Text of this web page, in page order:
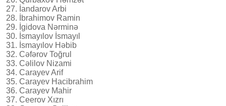
27. İandarov Arbi
28. İbrahimov Ramin
29. İgidova Nərminə
30. İsmayılov İsmayıl
31. İsmayılov Həbib
32. Cəfərov Toğrul
33. Cəlilov Nizami
34. Carayev Arif
35. Carayev Hacibrahim
36. Carayev Mahir
37. Ceerov Xızrı